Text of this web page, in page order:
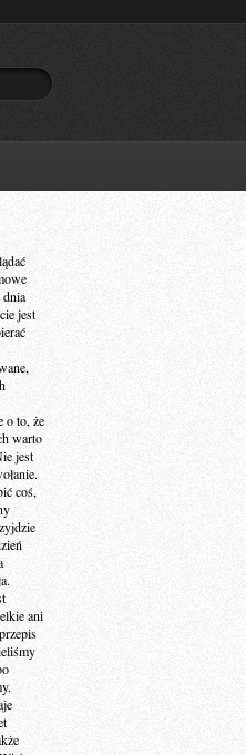
jest
o to, że
warto
jest
coś,
ani